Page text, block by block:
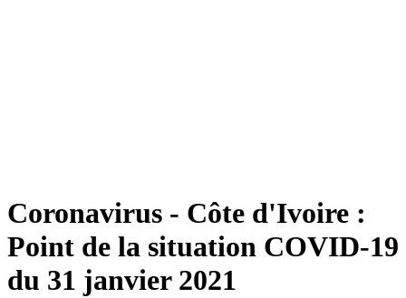
Coronavirus - Côte d'Ivoire :
Point de la situation COVID-19
du 31 janvier 2021